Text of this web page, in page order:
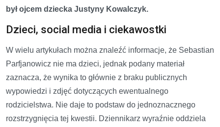
był ojcem dziecka Justyny Kowalczyk.
Dzieci, social media i ciekawostki
W wielu artykułach można znaleźć informacje, że Sebastian
Parfjanowicz nie ma dzieci, jednak podany materiał
zaznacza, że wynika to głównie z braku publicznych
wypowiedzi i zdjęć dotyczących ewentualnego
rodzicielstwa. Nie daje to podstaw do jednoznacznego
rozstrzygnięcia tej kwestii. Dziennikarz wyraźnie oddziela